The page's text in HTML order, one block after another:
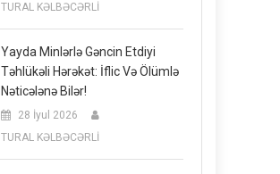
TURAL KƏLBƏCƏRLİ
Yayda Minlərlə Gəncin Etdiyi
Təhlükəli Hərəkət: İflic Və Ölümlə
Nəticələnə Bilər!
28 İyul 2026
TURAL KƏLBƏCƏRLİ